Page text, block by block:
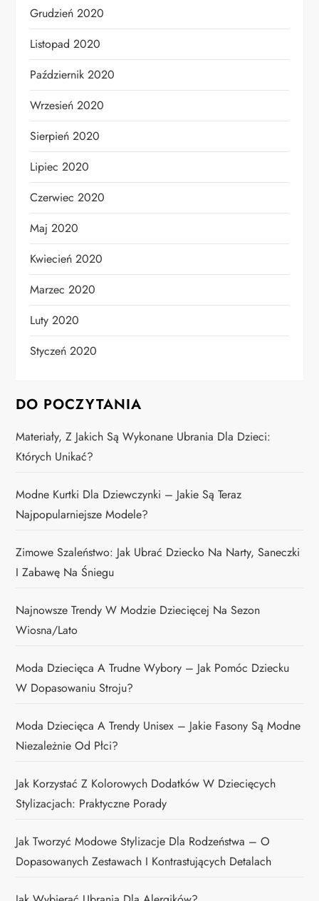
Grudzień 2020
Listopad 2020
Październik 2020
Wrzesień 2020
Sierpień 2020
Lipiec 2020
Czerwiec 2020
Maj 2020
Kwiecień 2020
Marzec 2020
Luty 2020
Styczeń 2020
DO POCZYTANIA
Materiały, Z Jakich Są Wykonane Ubrania Dla Dzieci:
Których Unikać?
Modne Kurtki Dla Dziewczynki – Jakie Są Teraz
Najpopularniejsze Modele?
Zimowe Szaleństwo: Jak Ubrać Dziecko Na Narty, Saneczki
I Zabawę Na Śniegu
Najnowsze Trendy W Modzie Dziecięcej Na Sezon
Wiosna/lato
Moda Dziecięca A Trudne Wybory – Jak Pomóc Dziecku
W Dopasowaniu Stroju?
Moda Dziecięca A Trendy Unisex – Jakie Fasony Są Modne
Niezależnie Od Płci?
Jak Korzystać Z Kolorowych Dodatków W Dziecięcych
Stylizacjach: Praktyczne Porady
Jak Tworzyć Modowe Stylizacje Dla Rodzeństwa – O
Dopasowanych Zestawach I Kontrastujących Detalach